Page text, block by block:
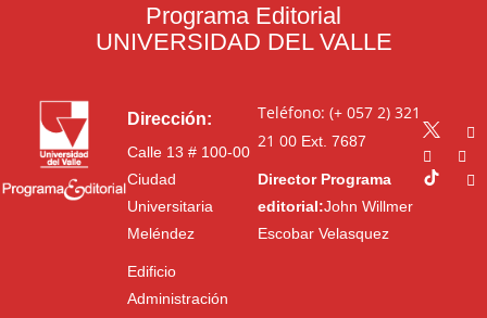
Programa Editorial
UNIVERSIDAD DEL VALLE
Dirección:
Calle 13 # 100-00
Ciudad
Universitaria
Meléndez
Edificio
Administración
Teléfono: (+ 057 2) 321
21 00Ext. 7687
Director Programa
editorial:John Willmer
Escobar Velasquez